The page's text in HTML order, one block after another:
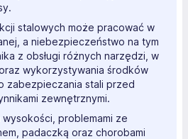
stalowych może pracować w
a niebezpieczeństwo na tym
z obsługi różnych narzędzi, w
wykorzystywania środków
zabezpieczania stali przed
zewnętrznymi.
problemami ze
padaczką oraz chorobami